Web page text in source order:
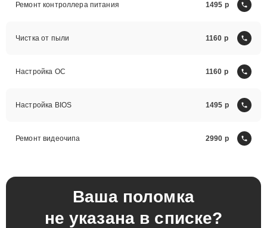
Ремонт контроллера питания 1495
Чистка от пыли 1160
Настройка ОС 1160
Настройка BIOS 1495
Ремонт видеочипа 2990
Ваша поломка
не указана в списке?